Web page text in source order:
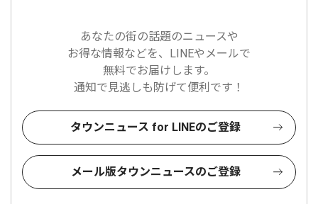
あなたの街の話題のニュースや
お得な情報などを、LINEやメールで
無料でお届けします。
通知で見逃しも防げて便利です！
タウンニュース for LINEのご登録
メール版タウンニュースのご登録